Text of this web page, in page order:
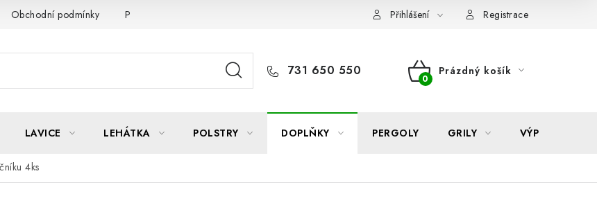
Obchodní podmínky Podmínky ochrany osobních údajů Formulář odstoupení od smlouvy
Přihlášení Registrace
731 650 550
NÁKUPNÍ
Prázdný košík
LAVICE LEHÁTKA POLSTRY DOPLŇKY PERGOLY GRILY VÝPRODEJ
4ks